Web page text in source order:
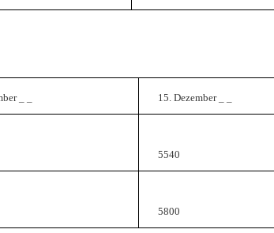
15. Dezember
5540
5800